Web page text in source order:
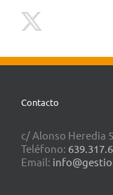
Contacto
c/ Alonso Heredia
Teléfono:
Email: